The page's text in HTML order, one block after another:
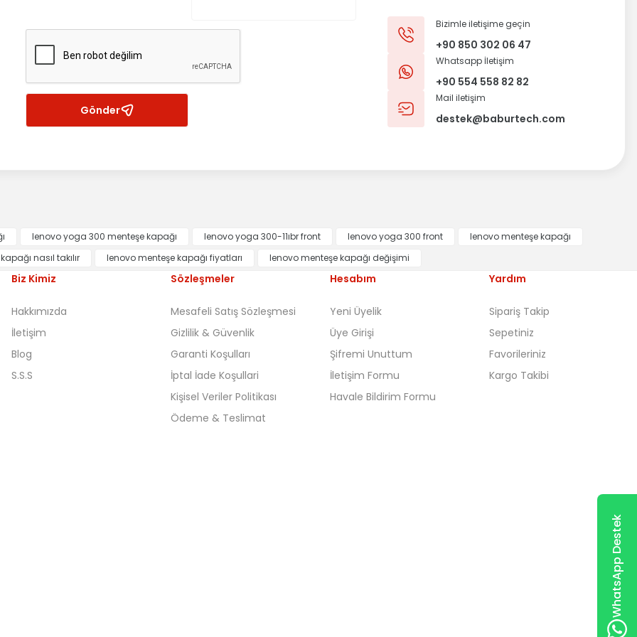
Ön Çerçeve Bezel 460.06R07.0002
SD Kart USB Port Board
Gönder
Bizimle iletişime geçin
+90 850 302 06 47
Whatsapp İletişim
+90 554 558 82 82
Mail iletişim
destek@baburtech.com
lenovo yoga 300 menteşe kapağı lenovo yoga 300-11ıbr front lenovo yoga 300 front
lenovo menteşe kapağı
nasıl takılır lenovo menteşe kapağı fiyatları lenovo menteşe kapağı değişimi
Biz Kimiz
Hakkımızda
İletişim
Blog
S.S.S
Sözleşmeler
Mesafeli Satış Sözleşmesi
Gizlilik & Güvenlik
Garanti Koşulları
İptal İade Koşullari
Kişisel Veriler Politikası
Ödeme & Teslimat
Hesabım
Yeni Üyelik
Üye Girişi
Şifremi Unuttum
İletişim Formu
Havale Bildirim Formu
Yardım
Sipariş Takip
Sepetiniz
Favorileriniz
Kargo Takibi
WhatsApp Destek